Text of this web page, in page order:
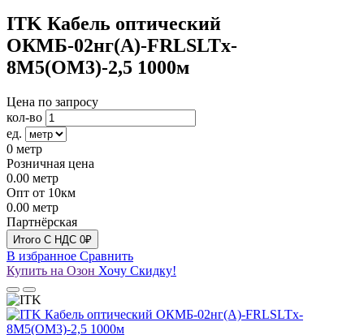
ITK Кабель оптический
ОКМБ-02нг(А)-FRLSLTx-
8М5(OM3)-2,5 1000м
Цена по запросу
кол-во
ед.
0 метр
Розничная цена
0.00 метр
Опт от 10км
0.00 метр
Партнёрская
Итого C НДС 0₽
В избранное Сравнить
Купить на Озон Хочу Скидку!